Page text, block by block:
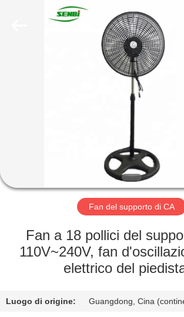
GIRO
FABBRICA
CONTROLLO
QUALITÀ
Fan del supporto di CA
Fan a 18 pollici del
110V~240V, fan
elettrico del
Luogo di origine: Guangdong, Cina